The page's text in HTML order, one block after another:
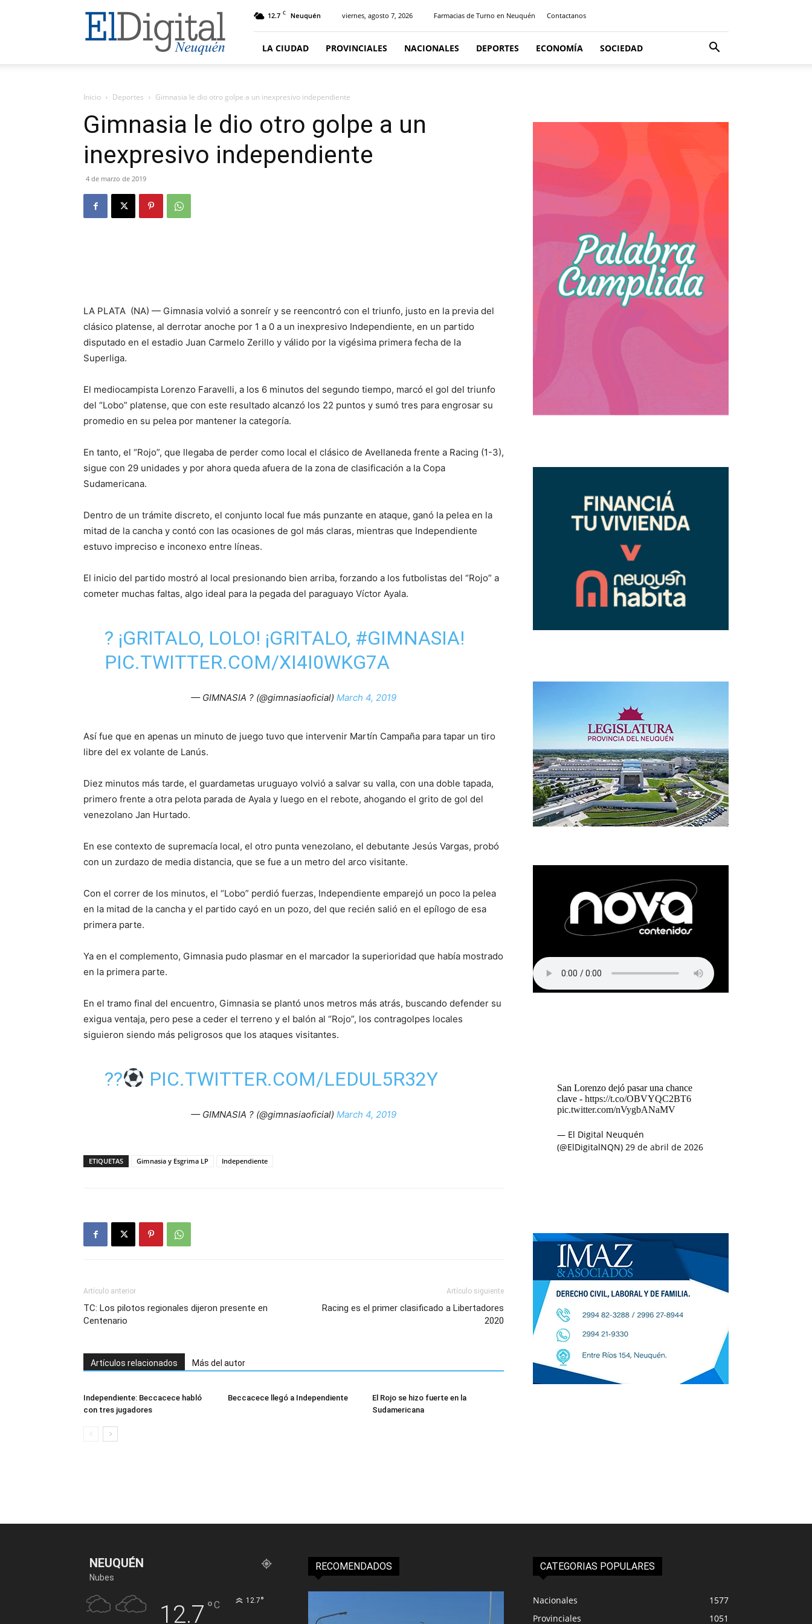
El
Digital
Neuquen
12.7 C Neuquén viernes, agosto 7, 2026 Farmacias de Turno en Neuquén Contactanos
LA CIUDAD PROVINCIALES NACIONALES DEPORTES ECONOMÍA SOCIEDAD
Inicio Deportes Gimnasia le dio otro golpe a un inexpresivo independiente
Gimnasia le dio otro golpe a un
inexpresivo independiente
4 de marzo de 2019
LA PLATA (NA) — Gimnasia volvió a sonreír y se reencontró con el triunfo, justo en la previa del
clásico platense, al derrotar anoche por 1 a 0 a un inexpresivo Independiente, en un partido
disputado en el estadio Juan Carmelo Zerillo y válido por la vigésima primera fecha de la
Superliga.
El mediocampista Lorenzo Faravelli, a los 6 minutos del segundo tiempo, marcó el gol del triunfo
del “Lobo” platense, que con este resultado alcanzó los 22 puntos y sumó tres para engrosar su
promedio en su pelea por mantener la categoría.
En tanto, el “Rojo”, que llegaba de perder como local el clásico de Avellaneda frente a Racing (1-3),
sigue con 29 unidades y por ahora queda afuera de la zona de clasificación a la Copa
Sudamericana.
Dentro de un trámite discreto, el conjunto local fue más punzante en ataque, ganó la pelea en la
mitad de la cancha y contó con las ocasiones de gol más claras, mientras que Independiente
estuvo impreciso e inconexo entre líneas.
El inicio del partido mostró al local presionando bien arriba, forzando a los futbolistas del “Rojo” a
cometer muchas faltas, algo ideal para la pegada del paraguayo Víctor Ayala.
? ¡GRITALO, LOLO! ¡GRITALO, #GIMNASIA!
PIC.TWITTER.COM/XI4I0WKG7A
— GIMNASIA ? (@gimnasiaoficial) March 4, 2019
Así fue que en apenas un minuto de juego tuvo que intervenir Martín Campaña para tapar un tiro
libre del ex volante de Lanús.
Diez minutos más tarde, el guardametas uruguayo volvió a salvar su valla, con una doble tapada,
primero frente a otra pelota parada de Ayala y luego en el rebote, ahogando el grito de gol del
venezolano Jan Hurtado.
En ese contexto de supremacía local, el otro punta venezolano, el debutante Jesús Vargas, probó
con un zurdazo de media distancia, que se fue a un metro del arco visitante.
Con el correr de los minutos, el “Lobo” perdió fuerzas, Independiente emparejó un poco la pelea
en la mitad de la cancha y el partido cayó en un pozo, del que recién salió en el epílogo de esa
primera parte.
Ya en el complemento, Gimnasia pudo plasmar en el marcador la superioridad que había mostrado
en la primera parte.
En el tramo final del encuentro, Gimnasia se plantó unos metros más atrás, buscando defender su
exigua ventaja, pero pese a ceder el terreno y el balón al “Rojo”, los contragolpes locales
siguieron siendo más peligrosos que los ataques visitantes.
?? PIC.TWITTER.COM/LEDUL5R32Y
— GIMNASIA ? (@gimnasiaoficial) March 4, 2019
ETIQUETAS Gimnasia y Esgrima LP Independiente
Artículo anterior
TC: Los pilotos regionales dijeron presente en
Centenario
Artículo siguiente
Racing es el primer clasificado a Libertadores
2020
Artículos relacionados Más del autor
Independiente: Beccacece habló
con tres jugadores
Beccacece llegó a Independiente
El Rojo se hizo fuerte en la
Sudamericana
San Lorenzo dejó pasar una chance
clave - https://t.co/OBVYQC2BT6
pic.twitter.com/nVygbANaMV
— El Digital Neuquén
(@ElDigitalNQN) 29 de abril de 2026
NEUQUÉN
Nubes
12.7 °C 12.7°
RECOMENDADOS CATEGORIAS POPULARES
Nacionales
1577
Provinciales
1051